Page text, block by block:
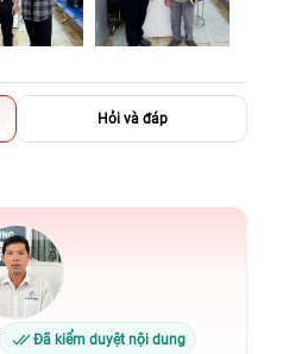
Hỏi và đáp
Đã kiểm duyệt nội dung